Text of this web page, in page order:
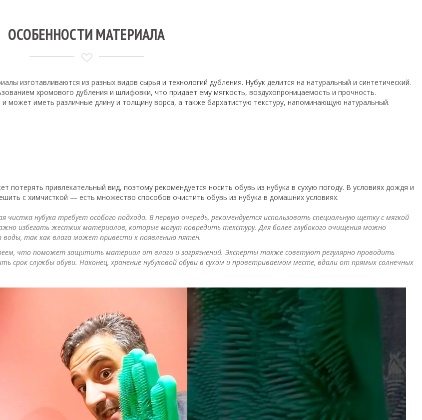
ОСОБЕННОСТИ МАТЕРИАЛА
изготавливаются из разных видов сырья и технологий дубления. Нубук делится на натуральный и синтетический.
хромового дубления и шлифовки, что придает ему мягкость, воздухопроницаемость и прочность.
может иметь различные длину и толщину ворса, а также бархатистую текстуру, напоминающую натуральный.
потерять привлекательный вид, поэтому рекомендуется носить обувь из нубука в сухую погоду. В условиях дождя и
с химчисткой — есть множество способов очистить обувь из нубука в домашних условиях.
нубука требует особого подхода. В первую очередь, рекомендуется использовать специальную щетку с мягкой
избегать жестких материалов, которые могут повредить текстуру. Для более глубокого очищения можно
так как влага может привести к появлению пятен.
что поможет защитить материал от влаги и загрязнений. Эксперты также советуют регулярно проводить
срок службы обуви. Наконец, хранение нубуковой обуви в сухом и проветриваемом месте, вдали от прямых солнечных